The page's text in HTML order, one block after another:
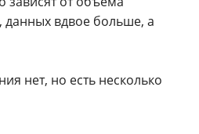
вдвое больше, а
нет, но есть несколько